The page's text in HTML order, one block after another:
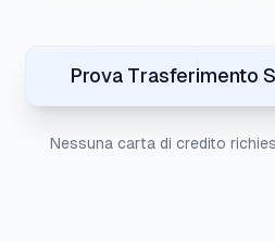
Prova Trasferimento
Nessuna carta di credito